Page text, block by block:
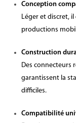
Conception
Léger et discret,
productions
Construction
Des connecteurs
garantissent la
difficiles.
Compatibilité